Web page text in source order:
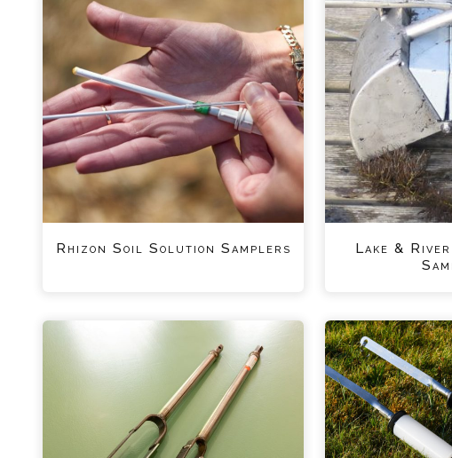
Rhizon Soil Solution Samplers
Lake &